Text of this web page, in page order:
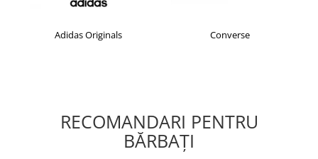
Adidas Originals Converse
RECOMANDARI PENTRU
BĂRBAŢI